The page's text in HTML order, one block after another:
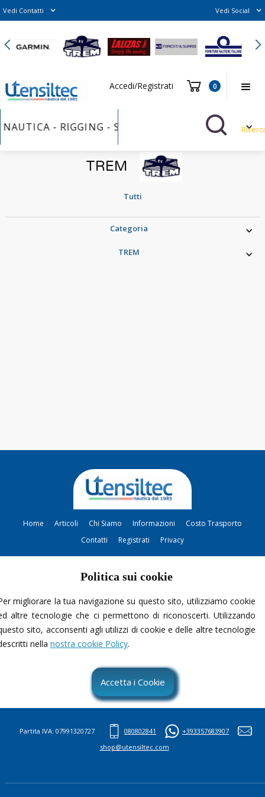
Vedi Contatti Vedi Social
Accedi/Registrati
0
NAUTICA - RIGGING - SAILS FURLER - VERNICI -
TREM
Tutti
Categoria
TREM
Contattami
Politica sui cookie
migliorare la tua navigazione su questo sito, utilizziamo cookie
altre tecnologie che ci permettono di riconoscerti. Utilizzando
sito, acconsenti agli utilizzi di cookie e delle altre tecnologie
nellanostra cookie Policy.
Accetta i Cookie
Home Articoli Chi Siamo Informazioni
Costo Trasporto
Contatti
Registrati Privacy
Partita IVA: 07991320727 080802841
+393357683907
shop@utensiltec.com